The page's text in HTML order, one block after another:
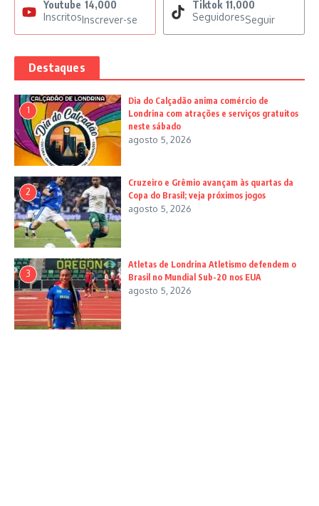
Youtube 14,000
InscritosInscrever-se
Tiktok 11,000
SeguidoresSeguir
Destaques
1
Dia do Calçadão anima comércio de
Londrina com atrações e serviços gratuitos
neste sábado
agosto 5, 2026
2
Cruzeiro e Grêmio avançam às quartas da
Copa do Brasil; veja próximos jogos
agosto 5, 2026
3
Atletas de Londrina Atletismo defendem o
Brasil no Mundial Sub-20 nos EUA
agosto 5, 2026